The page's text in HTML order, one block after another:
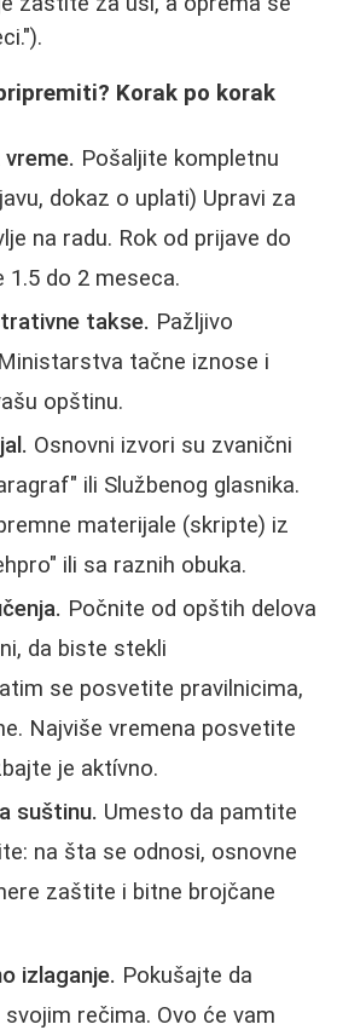
Korak po korak
Pošaljite kompletnu
dokaz o uplati) Upravi za
na radu. Rok od prijave do
do 2 meseca.
takse. Pažljivo
tačne iznose i
opštinu.
Osnovni izvori su zvanični
ili Službenog glasnika.
materijale (skripte) iz
ili sa raznih obuka.
Počnite od opštih delova
da biste stekli
se posvetite pravilnicima,
Najviše vremena posvetite
je aktívno.
suštinu. Umesto da pamtite
na šta se odnosi, osnovne
zaštite i bitne brojčane
izlaganje. Pokušajte da
rečima. Ovo će vam